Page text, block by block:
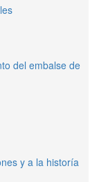
del embalse de
y a la historía